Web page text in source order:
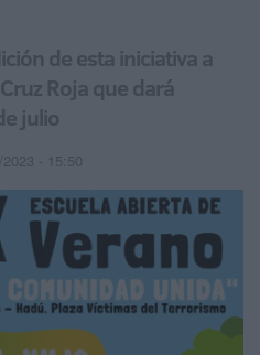
de esta iniciativa a
Roja que dará
julio
2023 - 15:50